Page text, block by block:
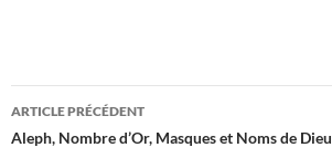
Navigation
des
ARTICLE PRÉCÉDENT
Aleph, Nombre d’Or, Masques et Noms de Dieu